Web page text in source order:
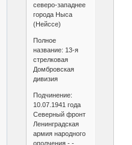
северо-западнее
города Ныса
(Нейссе)
Полное
название: 13-я
стрелковая
Домбровская
дивизия
Подчинение:
10.07.1941 года
Северный фронт
Ленинградская
армия народного
ополчения - -